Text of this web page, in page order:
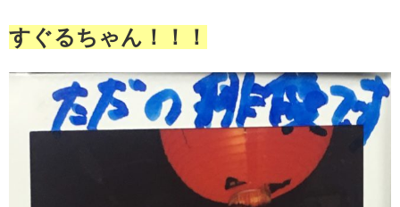
すぐるちゃん！！！